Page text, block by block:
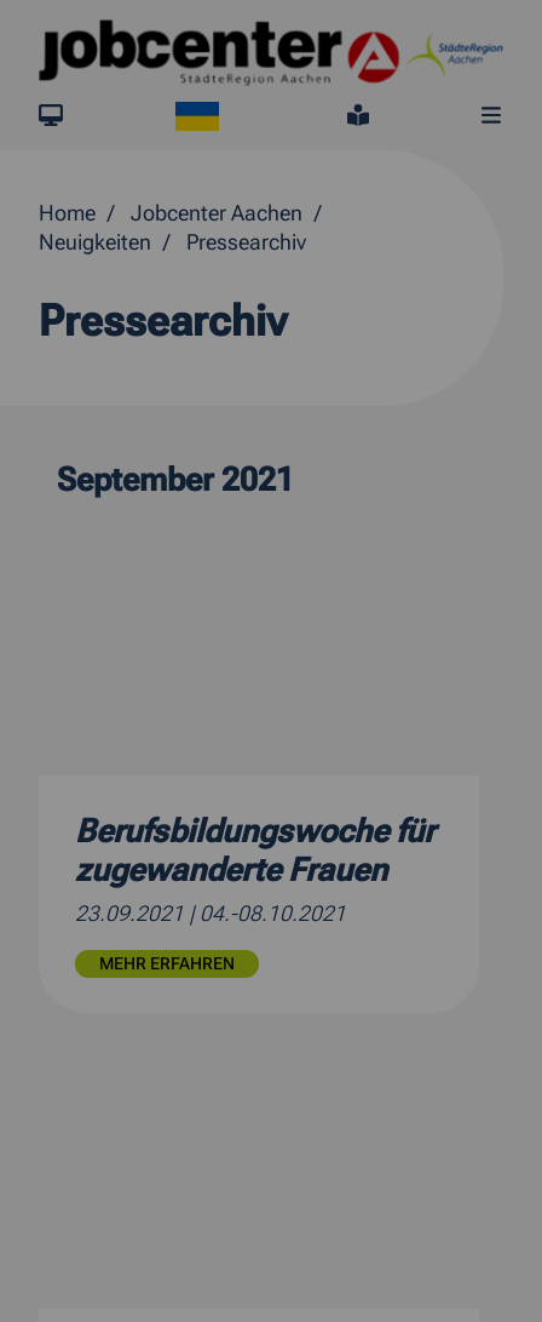
Springe direkt zum Inhalt
jobcenter.digital
Leichte
Home
Jobcenter Aachen
Neuigkeiten
Pressearchiv
Pressearchiv
September 2021
Berufsbildungswoche für
zugewanderte Frauen
23.09.2021 | 04.-08.10.2021
MEHR ERFAHREN